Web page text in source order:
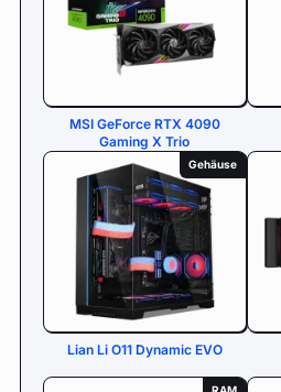
MSI GeForce RTX 4090
Gaming X Trio
Gehäuse
Lian Li O11 Dynamic EVO